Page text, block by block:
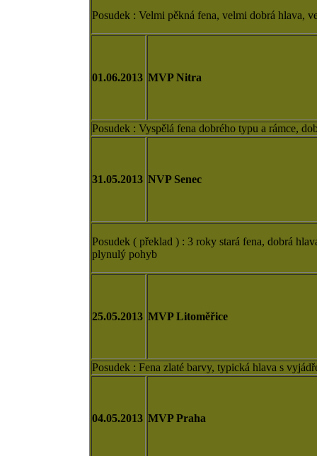
Posudek : Velmi pěkná fena, velmi dobrá hlava,
01.06.2013 MVP Nitra
Posudek : Vyspělá fena dobrého typu a rámce,
31.05.2013 NVP Senec
Posudek ( překlad ) : 3 roky stará fena, dobrá
plynulý pohyb
25.05.2013 MVP Litoměřice
Posudek : Fena zlaté barvy, typická hlava s
04.05.2013 MVP Praha